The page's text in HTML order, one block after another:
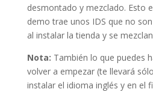
desmontado y mezclado. Esto
demo trae unos IDS que no
al instalar la tienda y se
Nota: También lo que puedes
volver a empezar (te llevará
instalar el idioma inglés y en el